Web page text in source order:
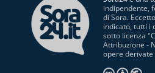
indipendente,
di Sora.
indicato, tutti i
sotto licenza "
Attribuzione -
opere derivate